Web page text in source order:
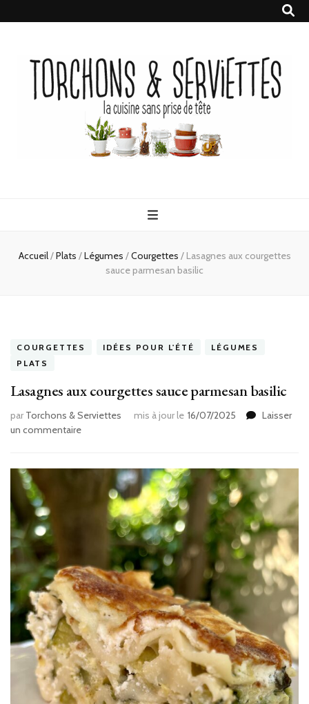
Serviettes
Accueil/Plats /Légumes /Courgettes / Lasagnes aux courgettes
sauce parmesan basilic
COURGETTES IDÉES POUR L'ÉTÉ
LÉGUMES
PLATS
Lasagnes aux courgettes sauce parmesan basilic
par Torchons & Serviettes mis à jour le 16/07/2025
Laisser
un commentairesur
courgettes
parmesan